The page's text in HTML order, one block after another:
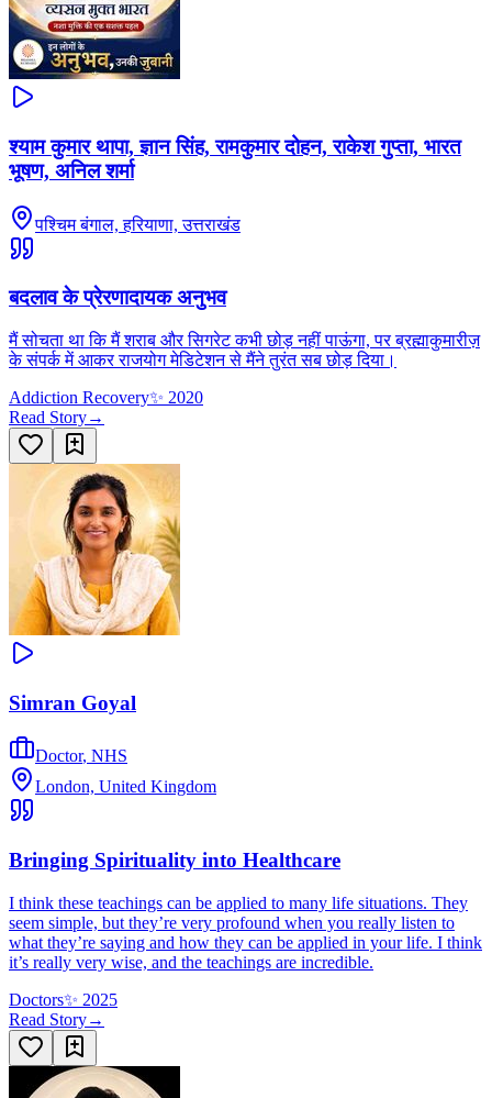
श्याम कुमार थापा, ज्ञान सिंह, रामकुमार दोहन, राकेश गुप्ता, भारत
भूषण, अनिल शर्मा
पश्चिम बंगाल, हरियाणा, उत्तराखंड
बदलाव के प्रेरणादायक अनुभव
मैं सोचता था कि मैं शराब और सिगरेट कभी छोड़ नहीं पाऊंगा, पर ब्रह्माकुमारीज़
के संपर्क में आकर राजयोग मेडिटेशन से मैंने तुरंत सब छोड़ दिया।
Addiction Recovery✨ 2020
Read Story→
Simran Goyal
Doctor, NHS
London, United Kingdom
Bringing Spirituality into Healthcare
I think these teachings can be applied to many life situations. They
seem simple, but they’re very profound when you really listen to
what they’re saying and how they can be applied in your life. I think
it’s really very wise, and the teachings are incredible.
Doctors✨ 2025
Read Story→